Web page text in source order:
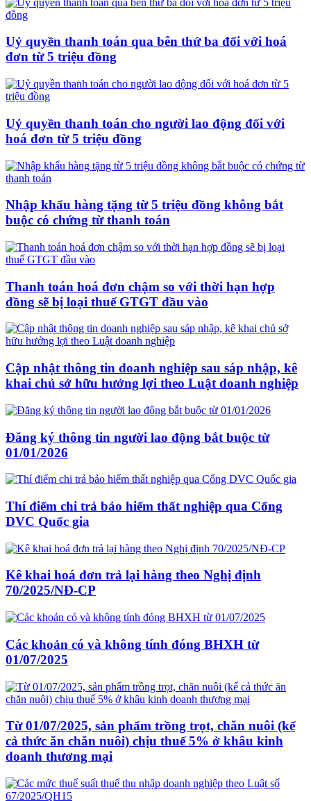
Uỷ quyền thanh toán qua bên thứ ba đối với hoá
đơn từ 5 triệu đồng
Uỷ quyền thanh toán cho người lao động đối với
hoá đơn từ 5 triệu đồng
Nhập khẩu hàng tặng từ 5 triệu đồng không bắt
buộc có chứng từ thanh toán
Thanh toán hoá đơn chậm so với thời hạn hợp
đồng sẽ bị loại thuế GTGT đầu vào
Cập nhật thông tin doanh nghiệp sau sáp nhập, kê
khai chủ sở hữu hưởng lợi theo Luật doanh nghiệp
Đăng ký thông tin người lao động bắt buộc từ
01/01/2026
Thí điểm chi trả bảo hiểm thất nghiệp qua Cổng
DVC Quốc gia
Kê khai hoá đơn trả lại hàng theo Nghị định
70/2025/NĐ-CP
Các khoản có và không tính đóng BHXH từ
01/07/2025
Từ 01/07/2025, sản phẩm trồng trọt, chăn nuôi (kể
cả thức ăn chăn nuôi) chịu thuế 5% ở khâu kinh
doanh thương mại